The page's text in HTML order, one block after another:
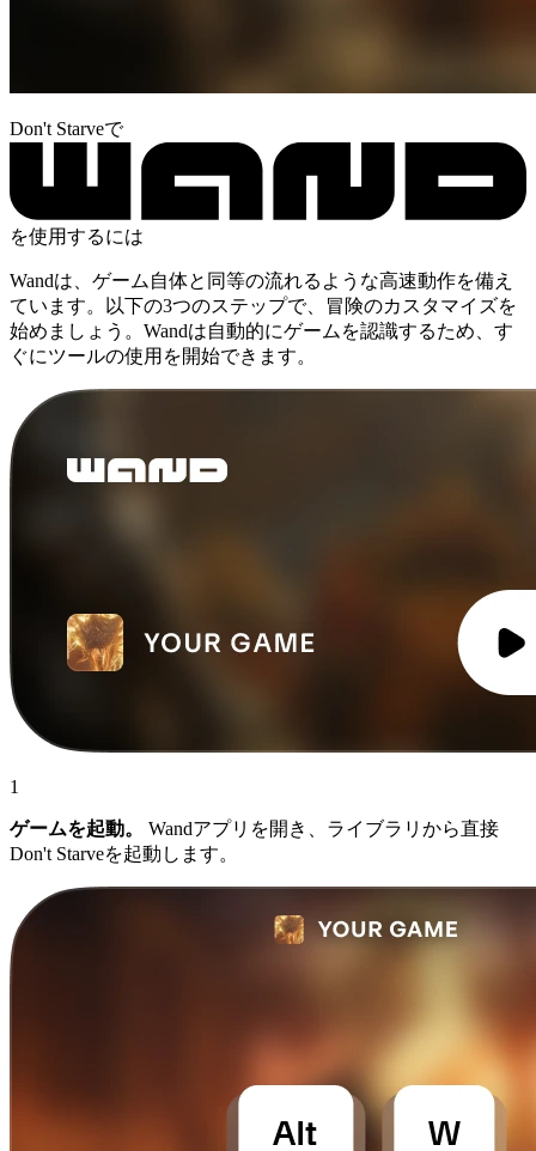
Don't Starveで
を使用するには
Wandは、ゲーム自体と同等の流れるような高速動作を備え
ています。以下の3つのステップで、冒険のカスタマイズを
始めましょう。Wandは自動的にゲームを認識するため、す
ぐにツールの使用を開始できます。
1
ゲームを起動。
Wandアプリを開き、ライブラリから直接
Don't Starveを起動します。